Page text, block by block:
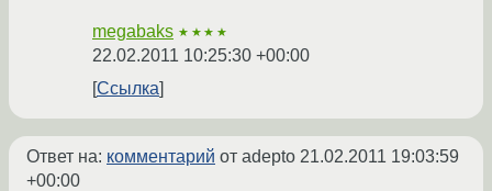
megabaks ★★★★
22.02.2011 10:25:30 +00:00
Ссылка
Ответ на: комментарий от adepto 21.02.2011 19:03:59
+00:00